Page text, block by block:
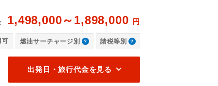
ロイフィヨルド、アウルランフィヨルド 3つのフィヨルドにご案内
1,498,000～1,898,000 円
可 燃油サーチャージ別 諸税等別
出発日・旅行代金を見る